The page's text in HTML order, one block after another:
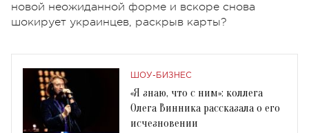
новой неожиданной форме и вскоре снова
шокирует украинцев, раскрыв карты?
ШОУ-БИЗНЕС
«Я знаю, что с ним»: коллега
Олега Винника рассказала о его
исчезновении